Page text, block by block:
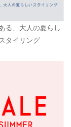
る、大人の夏らし
タイリング